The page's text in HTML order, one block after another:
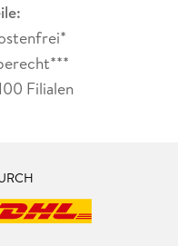
Filialen